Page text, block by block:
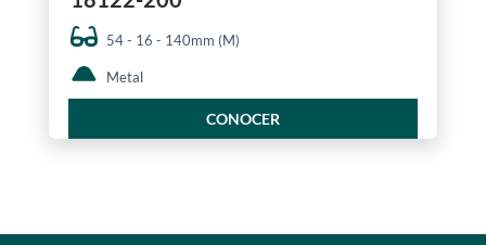
54 - 16 - 140mm (M)
Metal
CONOCER